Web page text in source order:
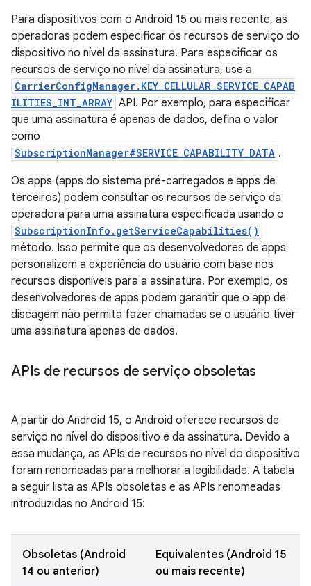
Para dispositivos com o Android 15 ou mais recente, as
operadoras podem especificar os recursos de serviço do
dispositivo no nível da assinatura. Para especificar os
recursos de serviço no nível da assinatura, use a
CarrierConfigManager.KEY_CELLULAR_SERVICE_CAPAB
ILITIES_INT_ARRAY API. Por exemplo, para especificar
que uma assinatura é apenas de dados, defina o valor
como
SubscriptionManager#SERVICE_CAPABILITY_DATA .
Os apps (apps do sistema pré-carregados e apps de
terceiros) podem consultar os recursos de serviço da
operadora para uma assinatura especificada usando o
SubscriptionInfo.getServiceCapabilities()
método. Isso permite que os desenvolvedores de apps
personalizem a experiência do usuário com base nos
recursos disponíveis para a assinatura. Por exemplo, os
desenvolvedores de apps podem garantir que o app de
discagem não permita fazer chamadas se o usuário tiver
uma assinatura apenas de dados.
APIs de recursos de serviço obsoletas
A partir do Android 15, o Android oferece recursos de
serviço no nível do dispositivo e da assinatura. Devido a
essa mudança, as APIs de recursos no nível do dispositivo
foram renomeadas para melhorar a legibilidade. A tabela
a seguir lista as APIs obsoletas e as APIs renomeadas
introduzidas no Android 15:
Obsoletas (Android
14 ou anterior)
Equivalentes (Android 15
ou mais recente)